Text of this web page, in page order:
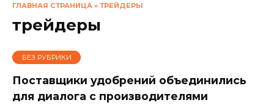
ГЛАВНАЯ СТРАНИЦА » ТРЕЙДЕРЫ
трейдеры
БЕЗ РУБРИКИ
Поставщики удобрений объединились
для диалога с производителями